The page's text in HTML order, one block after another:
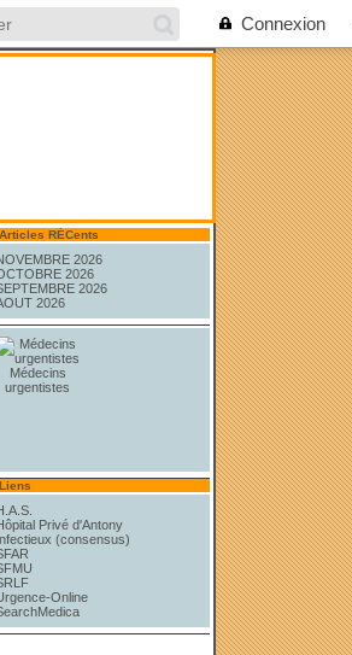
Connexion
Articles RÉCents
2026
2026
2026
2026
Médecins
urgentistes
Liens
Privé d'Antony
(consensus)
Online